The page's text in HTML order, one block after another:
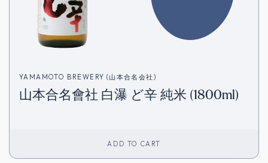
YAMAMOTO BREWERY (山本合名会社)
山本合名會社 白瀑 ど辛 純米 (1800ml)
ADD TO CART